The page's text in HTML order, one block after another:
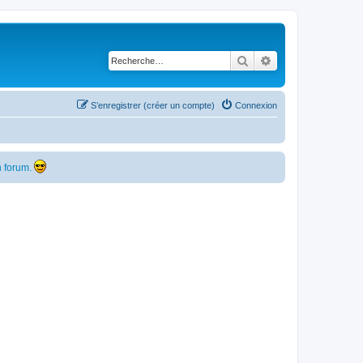
Rechercher
Connexion
S’enregistrer (créer un compte)
forum.